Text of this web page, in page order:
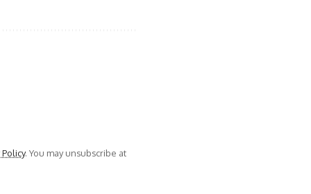
Policy. You may unsubscribe at